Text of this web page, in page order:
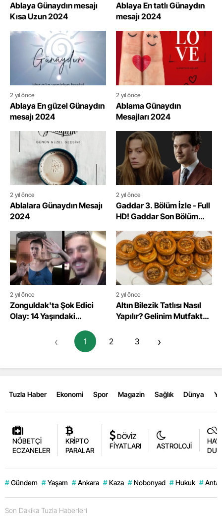
Ablaya Günaydın mesajı
Kısa Uzun 2024
Ablaya En tatlı Günaydın
mesajı 2024
2 yıl önce
Ablaya En güzel Günaydın
mesajı 2024
2 yıl önce
Ablama Günaydın
Mesajları 2024
2 yıl önce
Ablalara Günaydın Mesajı
2024
2 yıl önce
Gaddar 3. Bölüm İzle - Full
HD! Gaddar Son Bölüm
2 yıl önce
Zonguldak'ta Şok Edici
Olay: 14 Yaşındaki
İddiasıyla Tutuklanan
2 yıl önce
Altın Bilezik Tatlısı Nasıl
Yapılır? Gelinim Mutfakta
‹ 1 2 3 ›
Tuzla Haber Ekonomi Spor Magazin Sağlık Dünya
NÖBETÇİ
ECZANELER
KRİPTO
PARALAR
DÖVİZ
FİYATLARI
ASTROLOJİ
# Gündem # Yaşam # Ankara # Kaza # Nobonyad # Hukuk #
Son Dakika Tuzla Haberleri